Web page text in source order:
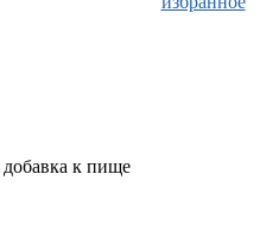
добавка к пище